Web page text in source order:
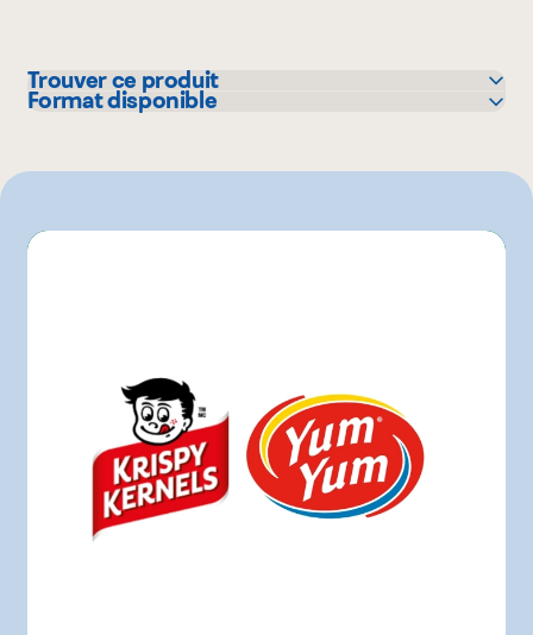
Trouver ce produit
IGA
Format disponible